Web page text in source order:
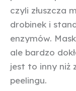
czyli złuszcza
drobinek i
enzymów.
ale bardzo
jest to inny niż
peelingu.